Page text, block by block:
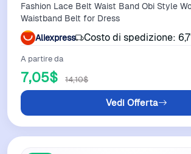
Fashion Lace Belt Waist Band Obi Style
Waistband Belt for Dress
Aliexpress
Costo di spedizione:
A partire da
7,05$ 14,10$
Vedi Offerta